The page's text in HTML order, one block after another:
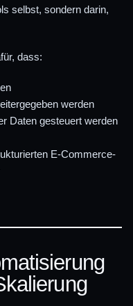
selbst, sondern darin,
dass:
werden
Daten gesteuert werden
E-Commerce-